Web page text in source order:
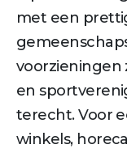
met een
voorzieningen
en
terecht. Voor
winkels,